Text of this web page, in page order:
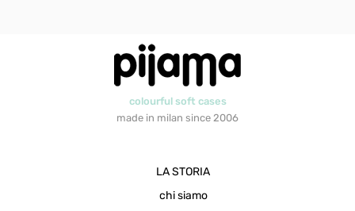
colourful soft cases
made in milan since 2006
LA STORIA
chi siamo